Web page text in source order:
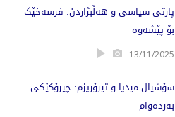
پارتی سیاسی و هەڵبژاردن: فرسەخێک
بۆ پێشەوە
13/11/2025
سۆشیال میدیا و تیرۆریزم: چیرۆکێکی
بەردەوام